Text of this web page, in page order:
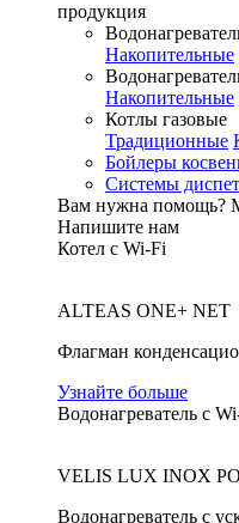
продукция
Накопительные
Накопительные
Котлы газовые
Традиционные
Бойлеры
Системы
Вам нужна помощь?
Напишите нам
Котел с Wi-Fi
ALTEAS ONE+ NET
Флагман
Узнайте больше
Водонагреватель с
VELIS LUX INOX
Водонагреватель с